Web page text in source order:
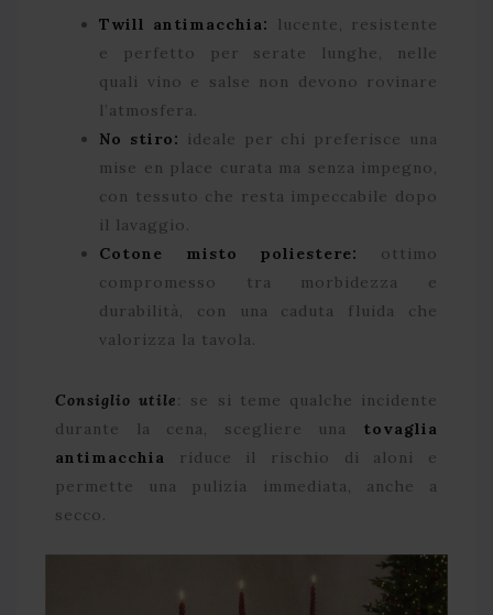
Twill antimacchia:
lucente, resistente
e perfetto per serate lunghe, nelle
quali vino e salse non devono rovinare
l’atmosfera.
No stiro:
ideale per chi preferisce una
mise en place curata ma senza impegno,
con tessuto che resta impeccabile dopo
il lavaggio.
Cotone misto poliestere:
ottimo
compromesso tra morbidezza e
durabilità, con una caduta fluida che
valorizza la tavola.
Consiglio utile:
se si teme qualche incidente
durante la cena, scegliere una tovaglia
antimacchia riduce il rischio di aloni e
permette una pulizia immediata, anche a
secco.